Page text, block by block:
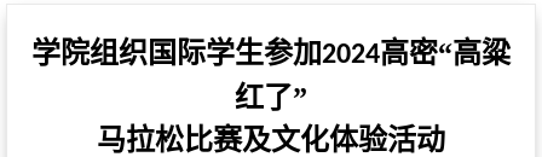
学院组织国际学生参加2024高密“高粱
红了”
马拉松比赛及文化体验活动